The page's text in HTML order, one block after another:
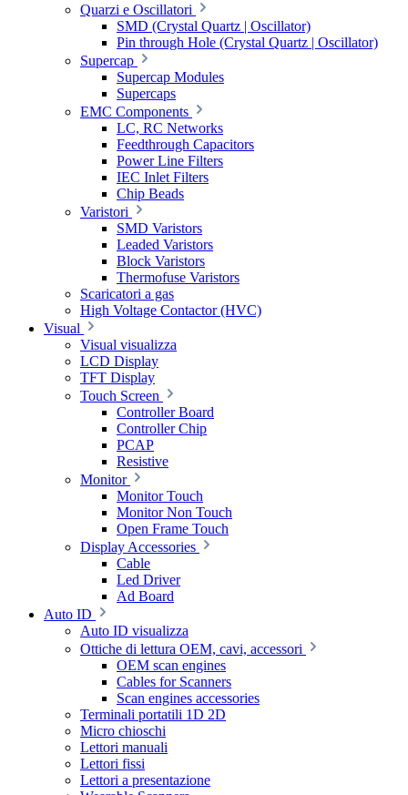
Quarzi e Oscillatori
SMD (Crystal Quartz | Oscillator)
Pin through Hole (Crystal Quartz | Oscillator)
Supercap
Supercap Modules
Supercaps
EMC Components
LC, RC Networks
Feedthrough Capacitors
Power Line Filters
IEC Inlet Filters
Chip Beads
Varistori
SMD Varistors
Leaded Varistors
Block Varistors
Thermofuse Varistors
Scaricatori a gas
High Voltage Contactor (HVC)
Visual
Visual visualizza
LCD Display
TFT Display
Touch Screen
Controller Board
Controller Chip
PCAP
Resistive
Monitor
Monitor Touch
Monitor Non Touch
Open Frame Touch
Display Accessories
Cable
Led Driver
Ad Board
Auto ID
Auto ID visualizza
Ottiche di lettura OEM, cavi, accessori
OEM scan engines
Cables for Scanners
Scan engines accessories
Terminali portatili 1D 2D
Micro chioschi
Lettori manuali
Lettori fissi
Lettori a presentazione